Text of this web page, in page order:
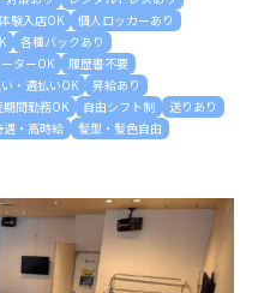
体験入店OK
個人ロッカーあり
各種バックあり
ターOK
履歴書不要
・週払いOK
昇給あり
期間勤務OK 自由シフト制
送りあり
遇・高時給 髪型・髪色自由